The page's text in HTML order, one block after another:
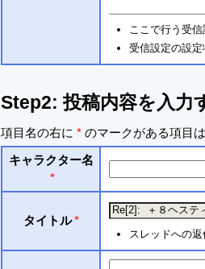
ここで行う受
受信設定の設
Step2: 投稿内容を入力
項目名の右に * のマークがある項目
キャラクター名
*
タイトル *
スレッドへの